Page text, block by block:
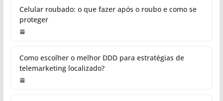
Celular roubado: o que fazer após o roubo e como se
proteger
Como escolher o melhor DDD para estratégias de
telemarketing localizado?